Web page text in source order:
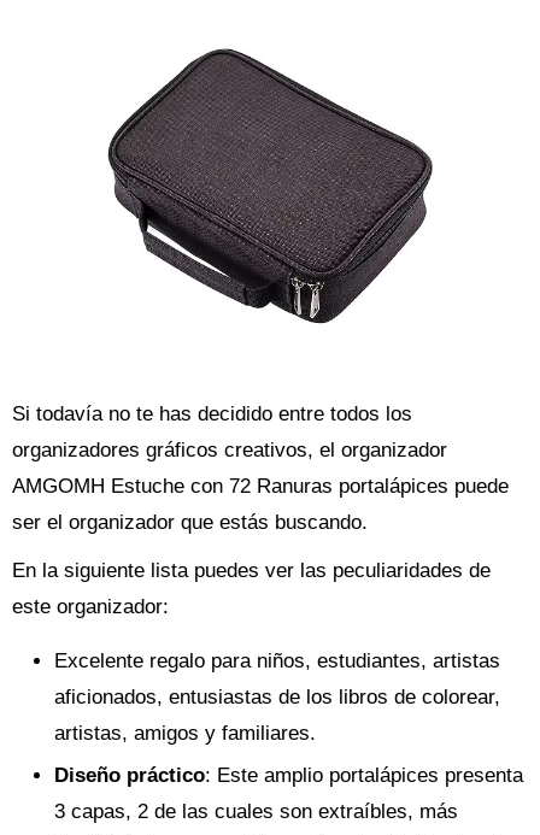
Si todavía no te has decidido entre todos los
organizadores gráficos creativos, el organizador
AMGOMH Estuche con 72 Ranuras portalápices puede
ser el organizador que estás buscando.
En la siguiente lista puedes ver las peculiaridades de
este organizador:
Excelente regalo para niños, estudiantes, artistas
aficionados, entusiastas de los libros de colorear,
artistas, amigos y familiares.
Diseño práctico: Este amplio portalápices presenta
3 capas, 2 de las cuales son extraíbles, más